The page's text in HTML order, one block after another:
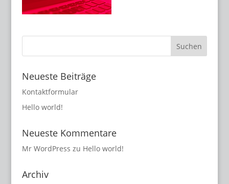
Neueste Beiträge
Kontaktformular
Hello world!
Neueste Kommentare
Mr WordPress zu Hello world!
Archiv